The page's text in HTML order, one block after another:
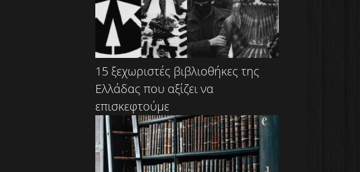
15 ξεχωριστές βιβλιοθήκες της
Ελλάδας που αξίζει να
επισκεφτούμε